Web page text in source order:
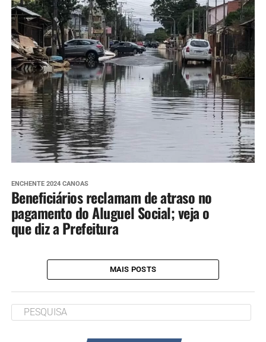
ENCHENTE 2024 CANOAS
Beneficiários reclamam de atraso no
pagamento do Aluguel Social; veja o
que diz a Prefeitura
MAIS POSTS